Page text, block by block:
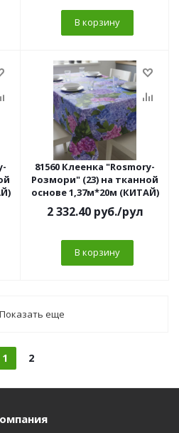
В корзину
81560 Клеенка "Rosmory-
Розмори" (23) на тканной
основе 1,37м*20м (КИТАЙ)
2 332.40руб./рул
В корзину
Показать еще
1 2